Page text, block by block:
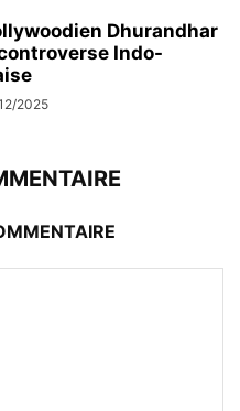
Dhurandhar
Indo-
2025